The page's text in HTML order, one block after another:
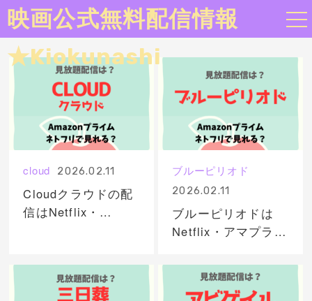
映画公式無料配信情報
★Kiokunashi
cloud 2026.02.11
Cloudクラウドの配
信はNetflix・
スク無料動画を視聴
ブルーピリオド
2026.02.11
ブルーピリオドは
Netflix・アマプラど
ク配信で無料動画を
視聴！